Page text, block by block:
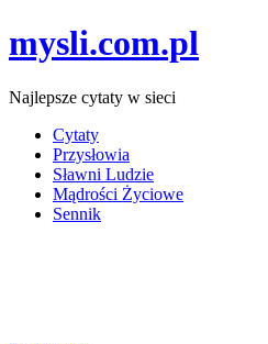
mysli.com.pl
Najlepsze cytaty w sieci
Cytaty
Przysłowia
Sławni Ludzie
Mądrości Życiowe
Sennik